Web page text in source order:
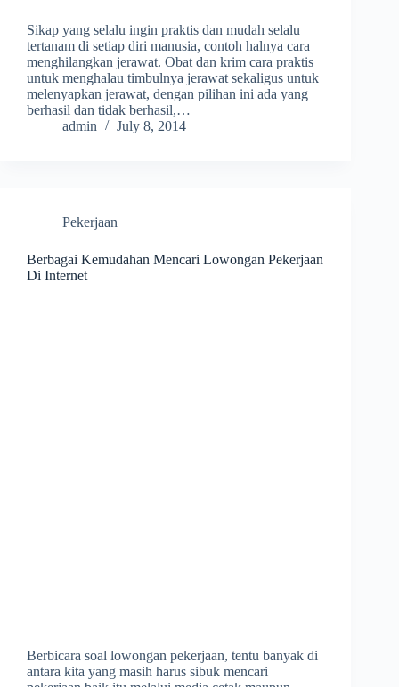
Sikap yang selalu ingin praktis dan mudah selalu
tertanam di setiap diri manusia, contoh halnya cara
menghilangkan jerawat. Obat dan krim cara praktis
untuk menghalau timbulnya jerawat sekaligus untuk
melenyapkan jerawat, dengan pilihan ini ada yang
berhasil dan tidak berhasil,…
admin
July 8, 2014
Pekerjaan
Berbagai Kemudahan Mencari Lowongan Pekerjaan
Di Internet
Berbicara soal lowongan pekerjaan, tentu banyak di
antara kita yang masih harus sibuk mencari